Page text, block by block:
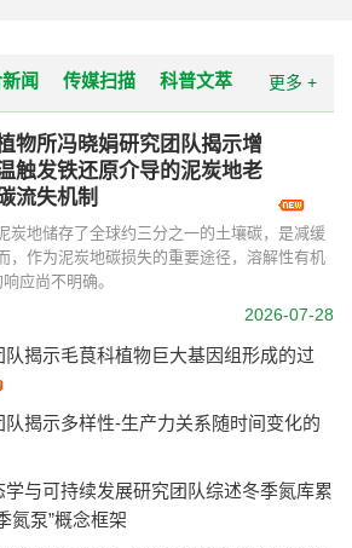
闻 传媒扫描 科普文萃
物所冯晓娟研究团队揭示增
触发铁还原介导的泥炭地老
流失机制
炭地储存了全球约三分之一的土壤碳，是减缓
，作为泥炭地碳损失的重要途径，溶解性有机
应尚不明确。
2026-07-28
揭示毛茛科植物巨大基因组形成的过
揭示多样性-生产力关系随时间变化的
与可持续发展研究团队综述冬季氮库累
氮泵”概念框架
更多 +